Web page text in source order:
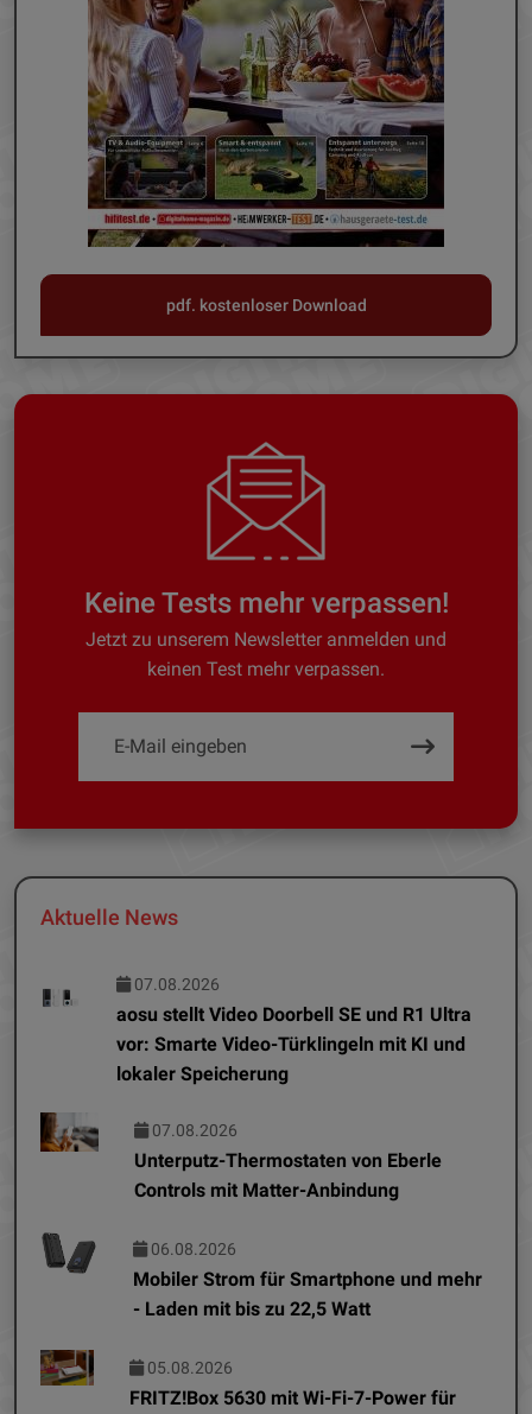
pdf. kostenloser Download
Keine Tests mehr verpassen!
Jetzt zu unserem Newsletter anmelden und
keinen Test mehr verpassen.
Aktuelle News
07.08.2026
aosu stellt Video Doorbell SE und R1 Ultra
vor: Smarte Video-Türklingeln mit KI und
lokaler Speicherung
07.08.2026
Unterputz-Thermostaten von Eberle
Controls mit Matter-Anbindung
06.08.2026
Mobiler Strom für Smartphone und mehr
- Laden mit bis zu 22,5 Watt
05.08.2026
FRITZ!Box 5630 mit Wi-Fi-7-Power für